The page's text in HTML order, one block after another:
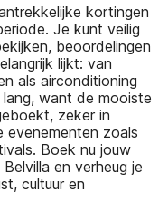
kortingen
Je kunt veilig
beoordelingen
lijkt: van
als airconditioning
want de mooiste
zeker in
evenementen zoals
Boek nu jouw
en verheug je
cultuur en